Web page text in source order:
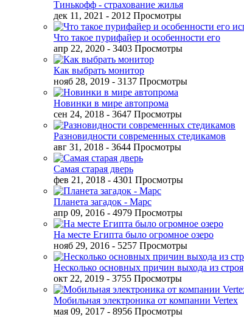
Тинькофф - страхование жилья
дек 11, 2021 - 2012 Просмотры
Что такое пурифайер и особенности его
апр 22, 2020 - 3403 Просмотры
Как выбрать монитор
нояб 28, 2019 - 3137 Просмотры
Новинки в мире автопрома
сен 24, 2018 - 3647 Просмотры
Разновидности современных стедикамов
авг 31, 2018 - 3644 Просмотры
Самая старая дверь
фев 21, 2018 - 4301 Просмотры
Планета загадок - Марс
апр 09, 2016 - 4979 Просмотры
На месте Египта было огромное озеро
нояб 29, 2016 - 5257 Просмотры
Несколько основных причин выхода из строя
окт 22, 2019 - 3755 Просмотры
Мобильная электроника от компании Vertex
мая 09, 2017 - 8956 Просмотры